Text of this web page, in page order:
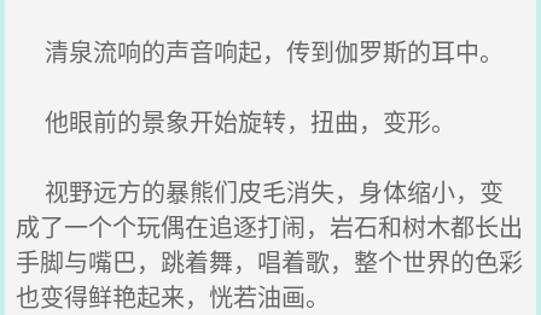
清泉流响的声音响起，传到伽罗斯的耳中。
他眼前的景象开始旋转，扭曲，变形。
视野远方的暴熊们皮毛消失，身体缩小，变
成了一个个玩偶在追逐打闹，岩石和树木都长出
手脚与嘴巴，跳着舞，唱着歌，整个世界的色彩
也变得鲜艳起来，恍若油画。